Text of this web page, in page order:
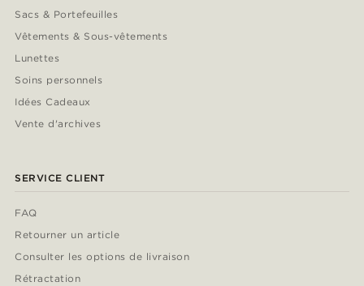
Sacs & Portefeuilles
Vêtements & Sous-vêtements
Lunettes
Soins personnels
Idées Cadeaux
Vente d'archives
SERVICE CLIENT
FAQ
Retourner un article
Consulter les options de livraison
Rétractation